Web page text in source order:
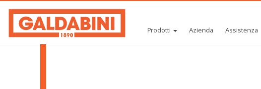
Prodotti Azienda Assistenza